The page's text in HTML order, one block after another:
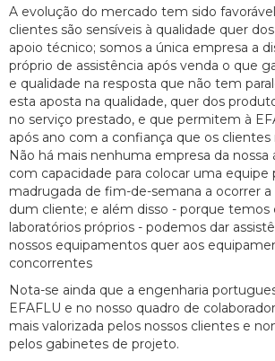
A evolução do mercado tem sido
clientes são sensíveis à qualidade quer
apoio técnico; somos a única empresa a
próprio de assistência após venda o que
e qualidade na resposta que não tem
esta aposta na qualidade, quer dos
no serviço prestado, e que permitem à
após ano com a confiança que os
Não há mais nenhuma empresa da
com capacidade para colocar uma equipe
madrugada de fim-de-semana a ocorrer
dum cliente; e além disso - porque temos
laboratórios próprios - podemos dar
nossos equipamentos quer aos
concorrentes
Nota-se ainda que a engenharia
EFAFLU e no nosso quadro de
mais valorizada pelos nossos clientes e
pelos gabinetes de projeto.